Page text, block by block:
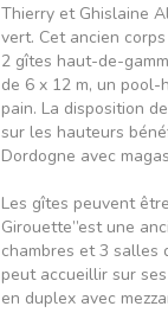
Thierry et Ghislaine
vert. Cet ancien
2 gîtes haut-de-
de 6 x 12 m, un
pain. La disposition
sur les hauteurs
Dordogne avec
Les gîtes peuvent
Girouette”est une
chambres et 3 salles
peut accueillir sur
en duplex avec